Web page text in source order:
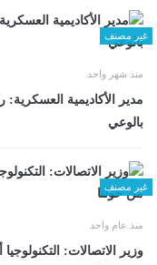
غير مصنف
منذ شهر واحد
مدير الأكاديمية
بالوعي
غير مصنف
منذ عام واحد
وزير الاتصالات: